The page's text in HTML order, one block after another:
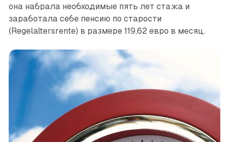
она набрала необходимые пять лет стажа и
заработала себе пенсию по старости
(Regelaltersrente) в размере 119,62 евро в месяц.